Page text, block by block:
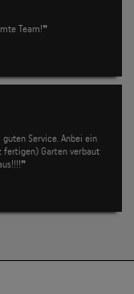
Team!❞
Service. Anbei ein
fertigen) Garten verbaut